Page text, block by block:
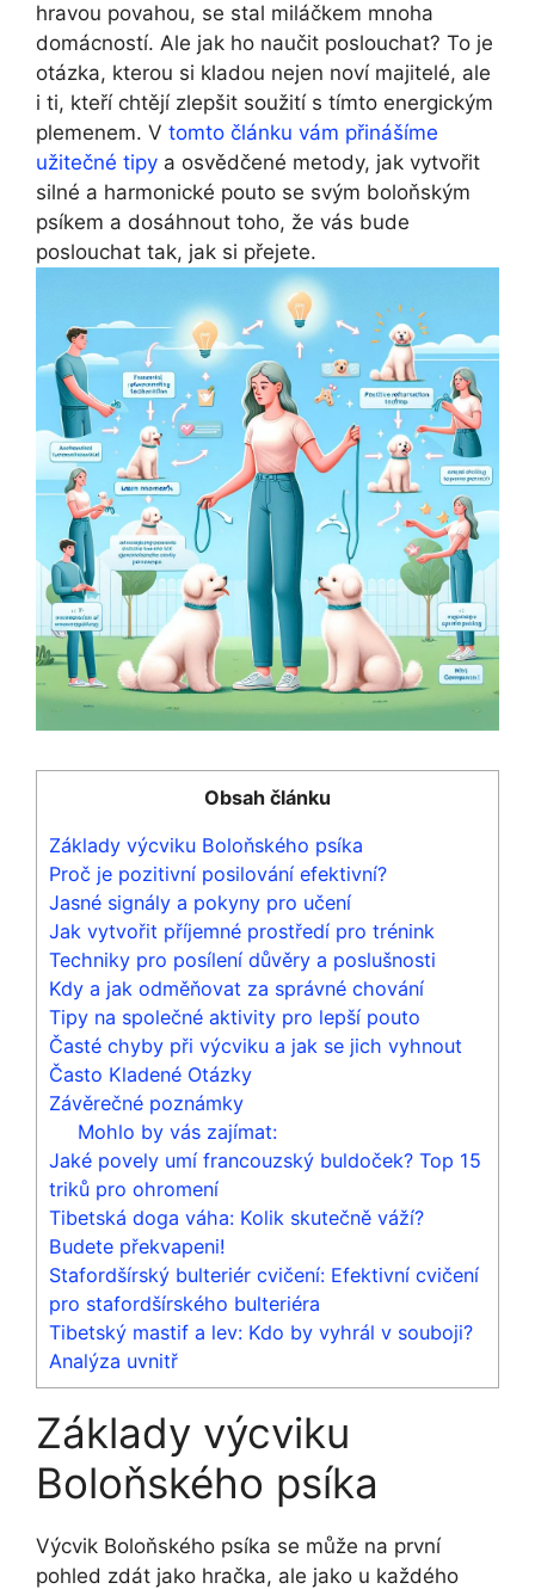
hravou povahou, se stal miláčkem mnoha
domácností. Ale jak ho naučit poslouchat? To je
otázka, kterou si kladou nejen noví majitelé, ale
i ti, kteří chtějí zlepšit soužití s tímto energickým
plemenem. V tomto článku vám přinášíme
užitečné tipy a osvědčené metody, jak vytvořit
silné a harmonické pouto se svým boloňským
psíkem a dosáhnout toho, že vás bude
poslouchat tak, jak si přejete.
Obsah článku
Základy výcviku Boloňského psíka
Proč je pozitivní posilování efektivní?
Jasné signály a pokyny pro učení
Jak vytvořit příjemné prostředí pro trénink
Techniky pro posílení důvěry a poslušnosti
Kdy a jak odměňovat za správné chování
Tipy na společné aktivity pro lepší pouto
Časté chyby při výcviku a jak se jich vyhnout
Často Kladené Otázky
Závěrečné poznámky
Mohlo by vás zajímat:
Jaké povely umí francouzský buldoček? Top 15
triků pro ohromení
Tibetská doga váha: Kolik skutečně váží?
Budete překvapeni!
Stafordšírský bulteriér cvičení: Efektivní cvičení
pro stafordšírského bulteriéra
Tibetský mastif a lev: Kdo by vyhrál v souboji?
Analýza uvnitř
Základy výcviku
Boloňského psíka
Výcvik Boloňského psíka se může na první
pohled zdát jako hračka, ale jako u každého